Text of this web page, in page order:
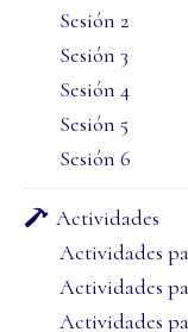
Sesión 2
Sesión 3
Sesión 4
Sesión 5
Sesión 6
Actividades
Actividades
Actividades
Actividades